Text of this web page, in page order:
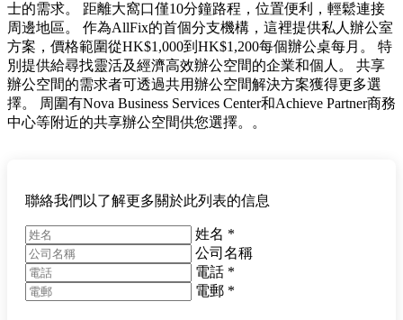
士的需求。 距離大窩口僅10分鐘路程，位置便利，輕鬆連接
周邊地區。 作為AllFix的首個分支機構，這裡提供私人辦公室
方案，價格範圍從HK$1,000到HK$1,200每個辦公桌每月。 特
別提供給尋找靈活及經濟高效辦公空間的企業和個人。 共享
辦公空間的需求者可透過共用辦公空間解決方案獲得更多選
擇。 周圍有Nova Business Services Center和Achieve Partner商務
中心等附近的共享辦公空間供您選擇。。
聯絡我們以了解更多關於此列表的信息
姓名 *
公司名稱
電話 *
電郵 *